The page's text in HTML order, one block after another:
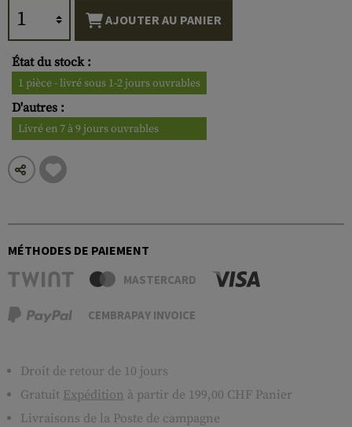
AJOUTER AU PANIER
État du stock :
1 pièce - livré sous 1-2 jours ouvrables
D'autres :
Livré en 7 à 9 jours ouvrables
MÉTHODES DE PAIEMENT
MASTERCARD
CEMBRAPAY INVOICE
Droit de retour de 10 jours
Gratuit Expédition à partir de 199,00 CHF Panier
Livraisons de la Poste de campagne